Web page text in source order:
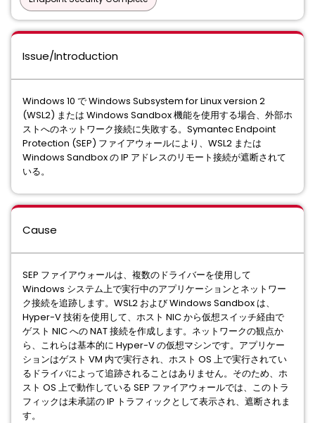
Issue/Introduction
Windows 10 で Windows Subsystem for Linux version 2
(WSL2) または Windows Sandbox 機能を使用する場合、外部ホ
ストへのネットワーク接続に失敗する。Symantec Endpoint
Protection (SEP) ファイアウォールにより、WSL2 または
Windows Sandbox の IP アドレスのリモート接続が遮断されて
いる。
Cause
SEP ファイアウォールは、複数のドライバーを使用して
Windows システム上で実行中のアプリケーションとネットワー
ク接続を追跡します。WSL2 および Windows Sandbox は、
Hyper-V 技術を使用して、ホスト NIC から仮想スイッチ経由で
ゲスト NIC への NAT 接続を作成します。ネットワークの観点か
ら、これらは基本的に Hyper-V の仮想マシンです。アプリケー
ションはゲスト VM 内で実行され、ホスト OS 上で実行されてい
るドライバによって追跡されることはありません。そのため、ホ
スト OS 上で動作している SEP ファイアウォールでは、このトラ
フィックは未承諾の IP トラフィックとして表示され、遮断されま
す。